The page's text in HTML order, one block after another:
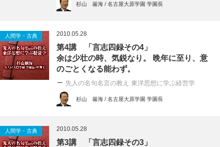
杉山 厳海 / 名古屋大原学園 学園長
人間学・古典 2010.05.28
第4講 「言志四録その4」
余は少壮の時、気鋭なり。 晩年に至り、意
のごとくなる能わず。
先人の名句名言の教え 東洋思想に学ぶ経営学
杉山 厳海 / 名古屋大原学園 学園長
人間学・古典 2010.05.28
第3講 「言志四録その3」